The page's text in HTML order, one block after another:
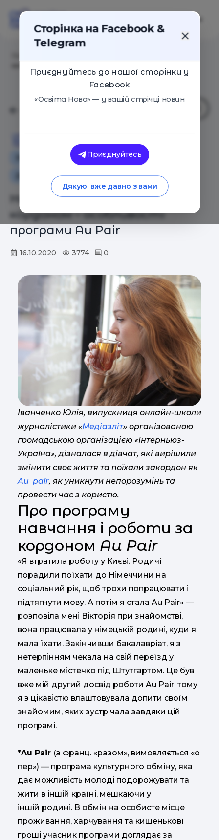
Поради
Додаткова освіта для дітей
Навчання і робота за
кордоном – особливості
програми Au Pair
16.10.2020 3774 0
Іванченко Юлія, випускниця онлайн-школи
журналістики «Медіазліт» організованою
громадською організацією «Інтерньюз-
Україна», дізналася в дівчат, які вирішили
змінити своє життя та поїхали закордон як
Au pair, як уникнути непорозумінь та
провести час з користю.
Про програму
навчання і роботи за
кордоном Au Pair
«Я втратила роботу у Києві. Родичі
порадили поїхати до Німеччини на
соціальний рік, щоб трохи попрацювати і
підтягнути мову. А потім я стала Au Pair» —
розповіла мені Вікторія при знайомстві,
вона працювала у німецькій родині, куди я
мала їхати. Закінчивши бакалавріат, я з
нетерпінням чекала на свій переїзд у
маленьке містечко під Штутгартом. Це був
вже мій другий досвід роботи Au Pair, тому
я з цікавістю влаштовувала допити своїм
знайомим, яких зустрічала завдяки цій
програмі.
*Au Pair (з франц. «разом», вимовляється «о
пер») — програма культурного обміну, яка
дає можливість молоді подорожувати та
жити в іншій країні, мешкаючи у
іншій родині. В обмін на особисте місце
проживання, харчування та кишенькові
гроші учасник програми доглядає за
Сторінка на Facebook &
Telegram
Приєднуйтесь до нашої сторінки у
Facebook
«Освіта Нова» — у вашій стрічці новин
Приєднуйтесь
Дякую, вже давно з вами